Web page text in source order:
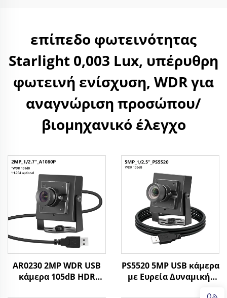
επίπεδο φωτεινότητας
Starlight 0,003 Lux, υπέρυθρη
φωτεινή ενίσχυση, WDR για
αναγνώριση προσώπου/
βιομηχανικό έλεγχο
AR0230 2MP WDR USB
κάμερα 105dB HDR
PS5520 5MP USB κάμερα
με Ευρεία Δυναμική,